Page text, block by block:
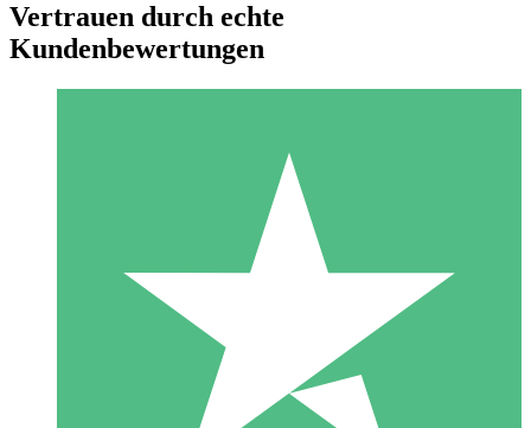
Individuelle Credit-Pakete
Zahlen Sie nach Bedarf mit Download-Credits. Keine
monatliche Verpflichtung erforderlich.
10 00
Vertrauen durch echte
Kundenbewertungen